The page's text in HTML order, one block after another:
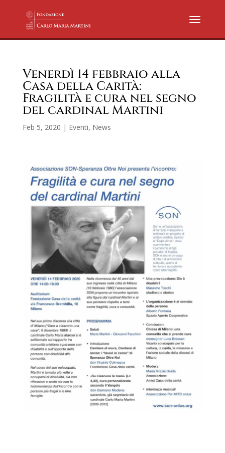
Venerdì 14 febbraio alla
Casa della Carità:
Fragilità e cura nel segno
del cardinal Martini
Feb 5, 2020 | Eventi, News